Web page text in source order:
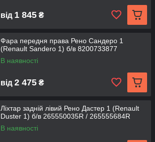
від 1 845 ₴
Фара передня права Рено Сандеро 1
(Renault Sandero 1) б/в 8200733877
В наявності
від 2 475 ₴
Ліхтар задній лівий Рено Дастер 1 (Renault
Duster 1) б/в 265550035R / 265555684R
В наявності